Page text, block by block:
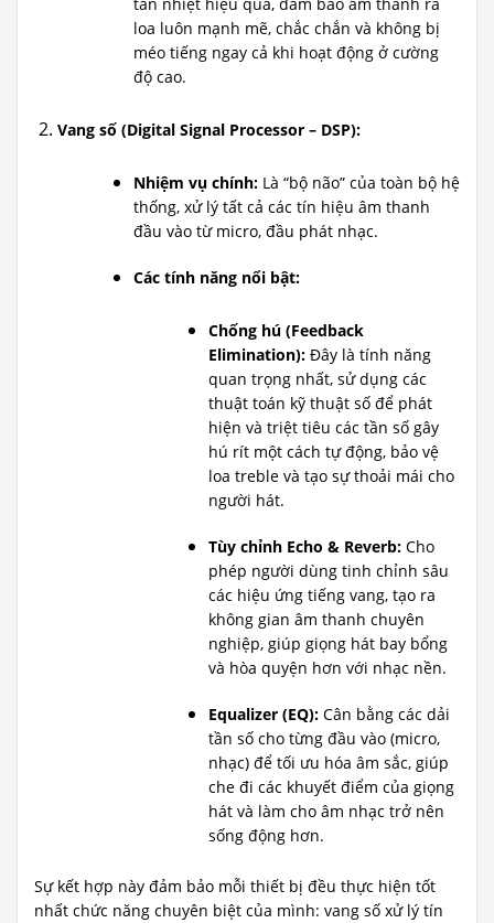
loa luôn mạnh mẽ, chắc chắn và không bị
méo tiếng ngay cả khi hoạt động ở cường
độ cao.
Vang số (Digital Signal Processor – DSP):
Nhiệm vụ chính:Là “bộ não” của toàn bộ hệ
thống, xử lý tất cả các tín hiệu âm thanh
đầu vào từ micro, đầu phát nhạc.
Các tính năng nổi bật:
Chống hú (Feedback
Elimination): Đây là tính năng
quan trọng nhất, sử dụng các
thuật toán kỹ thuật số để phát
hiện và triệt tiêu các tần số gây
hú rít một cách tự động, bảo vệ
loa treble và tạo sự thoải mái cho
người hát.
Tùy chỉnh Echo & Reverb: Cho
phép người dùng tinh chỉnh sâu
các hiệu ứng tiếng vang, tạo ra
không gian âm thanh chuyên
nghiệp, giúp giọng hát bay bổng
và hòa quyện hơn với nhạc nền.
Equalizer (EQ): Cân bằng các dải
tần số cho từng đầu vào (micro,
nhạc) để tối ưu hóa âm sắc, giúp
che đi các khuyết điểm của giọng
hát và làm cho âm nhạc trở nên
sống động hơn.
Sự kết hợp này đảm bảo mỗi thiết bị đều thực hiện tốt
nhất chức năng chuyên biệt của mình: vang số xử lý tín